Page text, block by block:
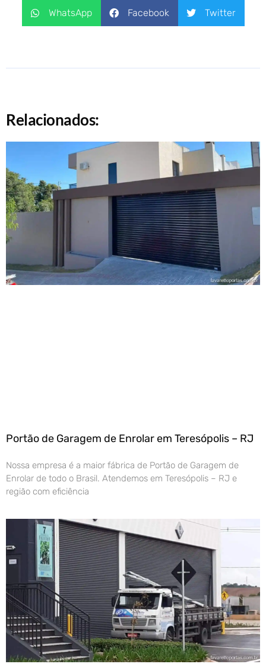
WhatsApp Facebook Twitter
Relacionados:
Portão de Garagem de Enrolar em Teresópolis – RJ
Nossa empresa é a maior fábrica de Portão de Garagem de
Enrolar de todo o Brasil. Atendemos em Teresópolis – RJ e
região com eficiência